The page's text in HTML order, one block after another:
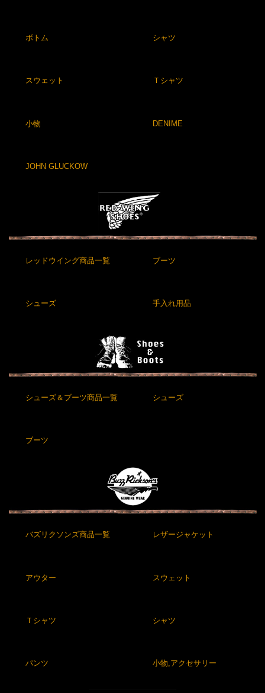
ボトム シャツ
スウェット Ｔシャツ
小物 DENIME
JOHN GLUCKOW
レッドウイング商品一覧 ブーツ
シューズ 手入れ用品
シューズ＆ブーツ商品一覧 シューズ
ブーツ
バズリクソンズ商品一覧 レザージャケット
アウター スウェット
Ｔシャツ シャツ
パンツ 小物,アクセサリー